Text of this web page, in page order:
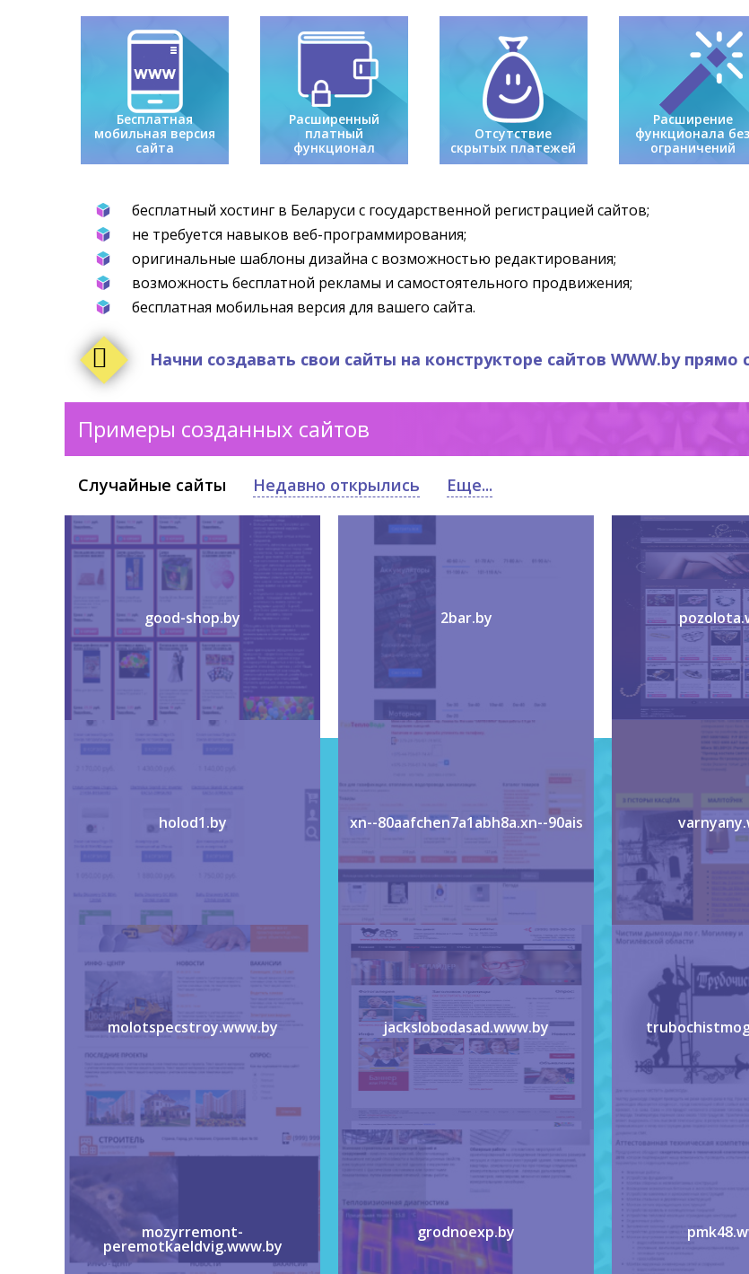
Бесплатная
мобильная версия
сайта
Расширенный
платный
функционал
Отсутствие
скрытых платежей
Расширение
функционала без
ограничений
бесплатный хостинг в Беларуси с государственной регистрацией сайтов;
не требуется навыков веб-программирования;
оригинальные шаблоны дизайна с возможностью редактирования;
возможность бесплатной рекламы и самостоятельного продвижения;
бесплатная мобильная версия для вашего сайта.
Начни создавать свои сайты на конструкторе сайтов WWW.by прямо
Примеры созданных сайтов
Случайные сайты Недавно открылись Еще...
good-shop.by 2bar.by
holod1.by xn--80aafchen7a1abh8a.xn--90ais
molotspecstroy.www.by jackslobodasad.www.by
mozyrremont-
peremotkaeldvig.www.by
grodnoexp.by